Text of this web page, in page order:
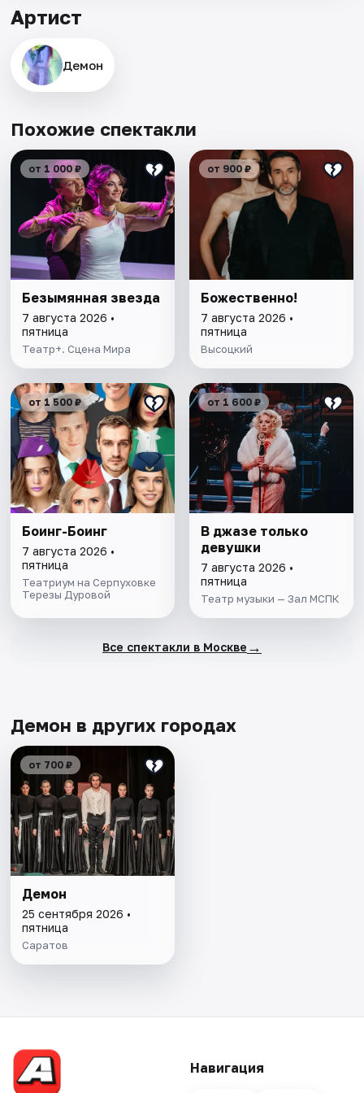
Артист
Демон
Похожие спектакли
от 1 000 ₽
Безымянная звезда
7 августа 2026 •
пятница
Театр+. Сцена Мира
от 900 ₽
Божественно!
7 августа 2026 •
пятница
Высоцкий
от 1 500 ₽
Боинг-Боинг
7 августа 2026 •
пятница
Театриум на Серпуховке
Терезы Дуровой
от 1 600 ₽
В джазе только
девушки
7 августа 2026 •
пятница
Театр музыки — Зал МСПК
Все спектакли в Москве →
Демон в других городах
от 700 ₽
Демон
25 сентября 2026 •
пятница
Саратов
Навигация